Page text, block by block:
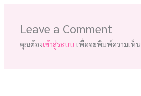
Leave a Comment
คุณต้องเข้าสู่ระบบ เพื่อจะพิมพ์ความเห็น